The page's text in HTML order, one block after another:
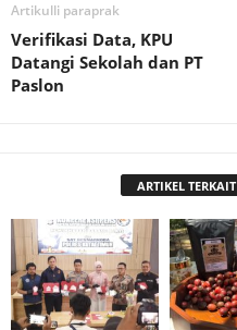
Artikulli paraprak
Verifikasi Data, KPU
Datangi Sekolah dan PT
Paslon
ARTIKEL TERKAIT